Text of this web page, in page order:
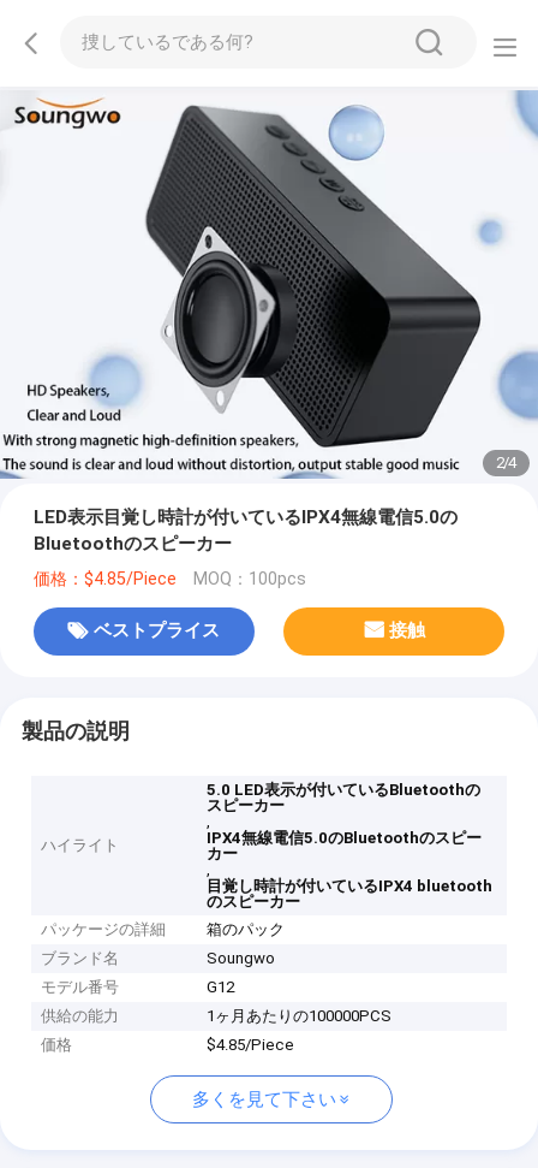
2/4
LED表示目覚し時計が付いているIPX4無線電信5.0の
Bluetoothのスピーカー
価格：$4.85/Piece MOQ：100pcs
ベストプライス 接触
製品の説明
ハイライト
5.0 LED表示が付いているBluetoothの
スピーカー
,
IPX4無線電信5.0のBluetoothのスピー
カー
,
目覚し時計が付いているIPX4 bluetooth
のスピーカー
パッケージの詳細
箱のパック
ブランド名
Soungwo
モデル番号
G12
供給の能力
1ヶ月あたりの100000PCS
価格
$4.85/Piece
多くを見て下さい